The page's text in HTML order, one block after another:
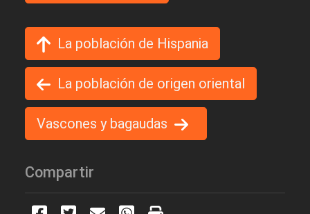
La población de Hispania
La población de origen oriental
Vascones y bagaudas
Compartir